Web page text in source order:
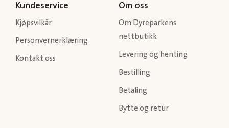
Kundeservice
Kjøpsvilkår
Personvernerklæring
Kontakt oss
Om oss
Om Dyreparkens
nettbutikk
Levering og henting
Bestilling
Betaling
Bytte og retur